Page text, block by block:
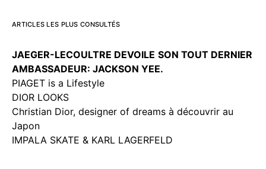
ARTICLES LES PLUS CONSULTÉS
JAEGER-LECOULTRE DEVOILE SON TOUT DERNIER
AMBASSADEUR: JACKSON YEE.
PIAGET is a Lifestyle
DIOR LOOKS
Christian Dior, designer of dreams à découvrir au
Japon
IMPALA SKATE & KARL LAGERFELD